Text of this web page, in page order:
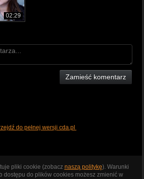
02:29
Zamieść komentarz
do pełnej wersji cda.pl
pliki cookie (zobacz naszą politykę). Warunki
dostępu do plików cookies możesz zmienić w